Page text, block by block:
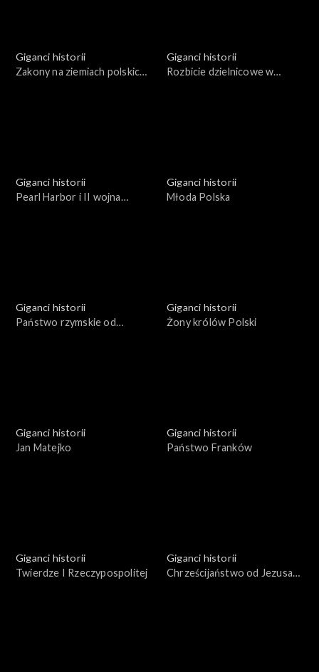
Giganci historii
Zakony na ziemiach polskich
Giganci historii
Rozbicie dzielnicowe w
Giganci historii
Pearl Harbor i II wojna
Giganci historii
Młoda Polska
Giganci historii
Państwo rzymskie od
Giganci historii
Żony królów Polski
Giganci historii
Jan Matejko
Giganci historii
Państwo Franków
Giganci historii
Twierdze I Rzeczypospolitej
Giganci historii
Chrześcijaństwo od Jezusa